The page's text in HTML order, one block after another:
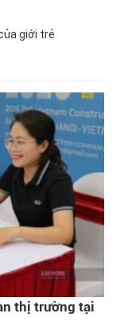
giới trẻ
thị trường tại